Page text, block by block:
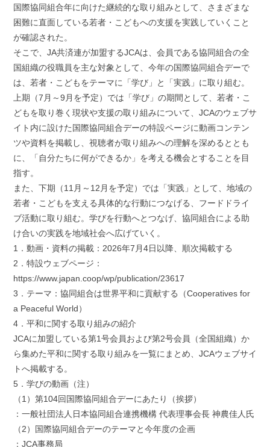
国際協同組合年に向けた継続的な取り組みとして、さまざまな
困難に直面している若者・こどもへの支援を実践していくこと
が確認された。
そこで、JA共済連が加盟するJCAは、会員である協同組合の全
国組織の役職員を主な対象として、今年の国際協同組合デーで
は、若者・こどもをテーマに「学び」と「実践」に取り組む。
上期（7月～9月を予定）では「学び」の期間として、若者・こ
どもを取り巻く現状や支援の取り組みについて、JCAのウェブサ
イト内に設けた国際協同組合デーの特設ページに動画コンテン
ツや資料を掲載し、視聴者が取り組みへの理解を深めるととも
に、「自分たちに何ができるか」を考える機会とすることを目
指す。
また、下期（11月～12月を予定）では「実践」として、地域の
若者・こどもを支える具体的な行動につなげる、フードドライ
ブ活動に取り組む。学びを行動へとつなげ、協同組合による助
け合いの実践を地域社会へ広げていく。
1．動画・資料の掲載：2026年7月4日以降、順次掲載する
2．特設ウェブページ：
https://www.japan.coop/wp/publication/23617
3．テーマ：協同組合は世界平和に貢献する（Cooperatives for
a Peaceful World）
4．平和に関する取り組みの紹介
JCAに加盟している第1号会員および第2号会員（全国組織）か
ら集めた平和に関する取り組みを一覧にまとめ、JCAウェブサイ
トへ掲載する。
5．学びの動画（注）
（1）第104回国際協同組合デーにあたり（挨拶）
：一般社団法人日本協同組合連携機構 代表理事会長 神農佳人氏
（2）国際協同組合デーのテーマと今年度の企画
：JCA事務局